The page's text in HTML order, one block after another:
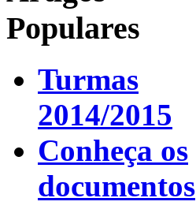
Populares
Turmas
2014/2015
Conheça os
documentos